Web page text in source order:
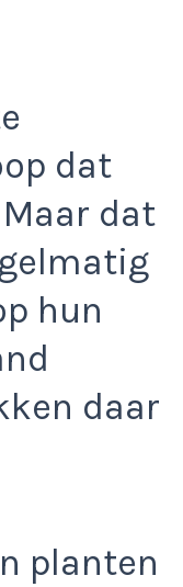
dat
dat
hun
daar
planten